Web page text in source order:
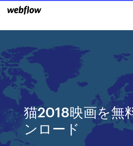
猫2018映画を無
ンロード